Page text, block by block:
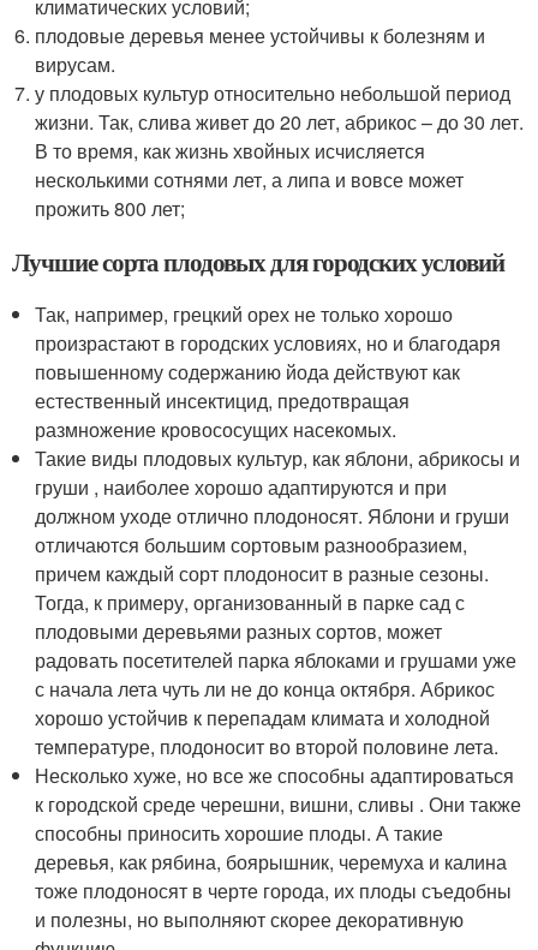
климатических условий;
плодовые деревья менее устойчивы к болезням и
вирусам.
у плодовых культур относительно небольшой период
жизни. Так, слива живет до 20 лет, абрикос – до 30 лет.
В то время, как жизнь хвойных исчисляется
несколькими сотнями лет, а липа и вовсе может
прожить 800 лет;
Лучшие сорта плодовых для городских условий
Так, например, грецкий орех не только хорошо
произрастают в городских условиях, но и благодаря
повышенному содержанию йода действуют как
естественный инсектицид, предотвращая
размножение кровососущих насекомых.
Такие виды плодовых культур, как яблони, абрикосы и
груши , наиболее хорошо адаптируются и при
должном уходе отлично плодоносят. Яблони и груши
отличаются большим сортовым разнообразием,
причем каждый сорт плодоносит в разные сезоны.
Тогда, к примеру, организованный в парке сад с
плодовыми деревьями разных сортов, может
радовать посетителей парка яблоками и грушами уже
с начала лета чуть ли не до конца октября. Абрикос
хорошо устойчив к перепадам климата и холодной
температуре, плодоносит во второй половине лета.
Несколько хуже, но все же способны адаптироваться
к городской среде черешни, вишни, сливы . Они также
способны приносить хорошие плоды. А такие
деревья, как рябина, боярышник, черемуха и калина
тоже плодоносят в черте города, их плоды съедобны
и полезны, но выполняют скорее декоративную